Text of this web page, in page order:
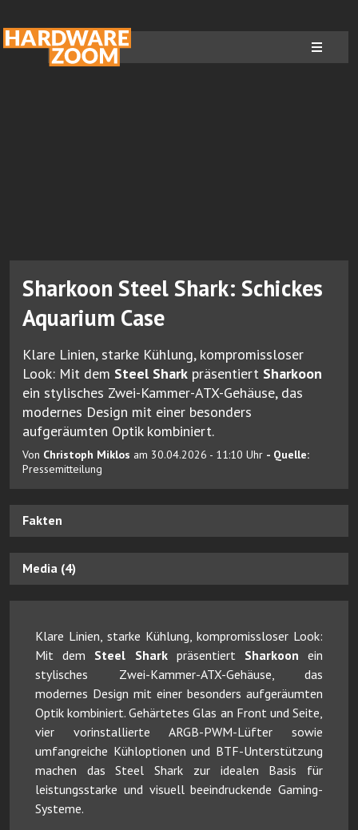
Sharkoon Steel Shark: Schickes
Aquarium Case
Klare Linien, starke Kühlung, kompromissloser
Look: Mit dem Steel Shark präsentiert Sharkoon
ein stylisches Zwei-Kammer-ATX-Gehäuse, das
modernes Design mit einer besonders
aufgeräumten Optik kombiniert.
Von Christoph Miklos am 30.04.2026 - 11:10 Uhr - Quelle:
Pressemitteilung
Fakten
Media (4)
Klare Linien, starke Kühlung, kompromissloser Look:
Mit dem Steel Sharkpräsentiert Sharkoon ein
stylisches Zwei-Kammer-ATX-Gehäuse, das
modernes Design mit einer besonders aufgeräumten
Optik kombiniert. Gehärtetes Glas an Front und Seite,
vier vorinstallierte ARGB-PWM-Lüfter sowie
umfangreiche Kühloptionen und BTF-Unterstützung
machen das Steel Shark zur idealen Basis für
leistungsstarke und visuell beeindruckende Gaming-
Systeme.